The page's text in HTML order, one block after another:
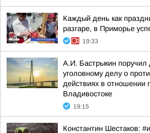
Каждый день как
разгаре, в Приморье
19:33
А.И. Бастрыкин поручил
уголовному делу о
действиях в отношении
Владивостоке
19:15
Константин Шестаков: